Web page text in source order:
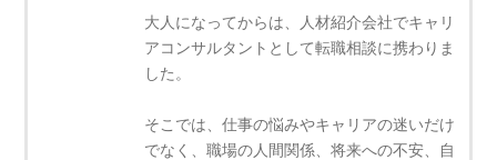
大人になってからは、人材紹介会社でキャリ
アコンサルタントとして転職相談に携わりま
した。
そこでは、仕事の悩みやキャリアの迷いだけ
でなく、職場の人間関係、将来への不安、自